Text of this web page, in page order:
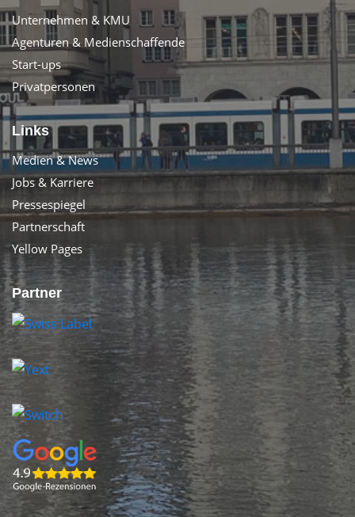
Unternehmen & KMU
Agenturen & Medienschaffende
Start-ups
Privatpersonen
Links
Medien & News
Jobs & Karriere
Pressespiegel
Partnerschaft
Yellow Pages
Partner